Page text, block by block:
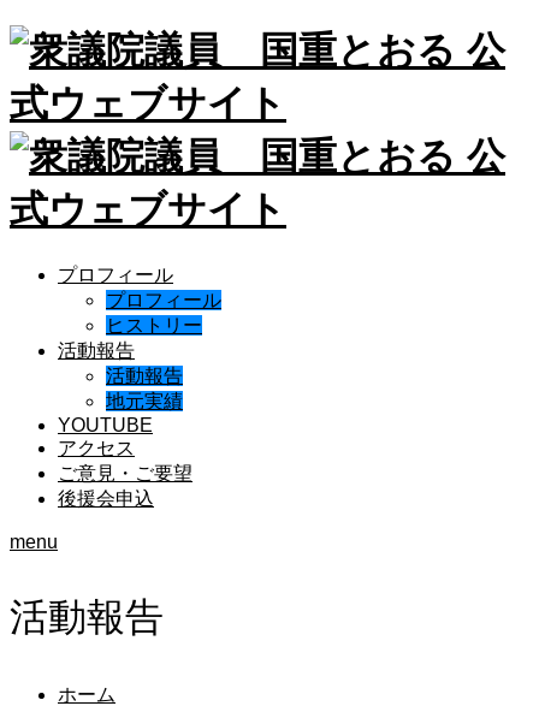
プロフィール
プロフィール
ヒストリー
活動報告
活動報告
地元実績
YOUTUBE
アクセス
ご意見・ご要望
後援会申込
menu
活動報告
ホーム